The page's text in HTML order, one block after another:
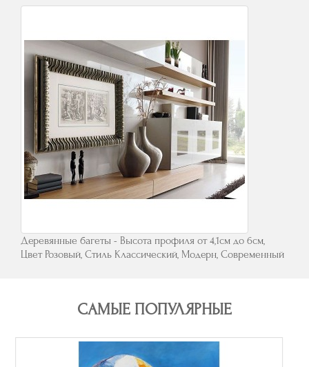
Деревянные багеты - Высота профиля от 4,1см до 6см,
Цвет Розовый, Стиль Классический, Модерн, Современный
САМЫЕ ПОПУЛЯРНЫЕ